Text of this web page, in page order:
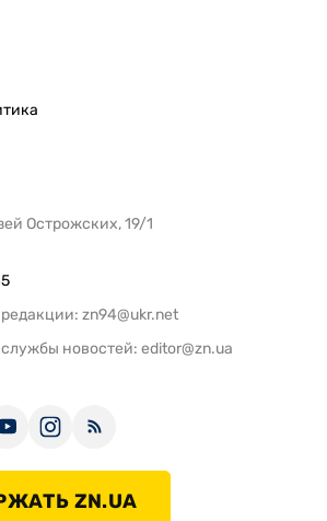
Острожских, 19/1
zn94@ukr.net
новостей: editor@zn.ua
ZN.UA